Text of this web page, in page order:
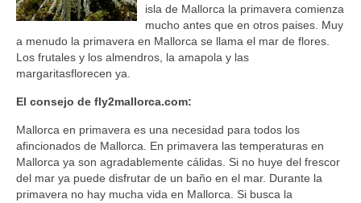
isla de Mallorca la primavera comienza
mucho antes que en otros paises. Muy
a menudo la primavera en Mallorca se llama el mar de flores.
Los frutales y los almendros, la amapola y las
margaritasflorecen ya.
El consejo de fly2mallorca.com:
Mallorca en primavera es una necesidad para todos los
afincionados de Mallorca. En primavera las temperaturas en
Mallorca ya son agradablemente cálidas. Si no huye del frescor
del mar ya puede disfrutar de un baño en el mar. Durante la
primavera no hay mucha vida en Mallorca. Si busca la